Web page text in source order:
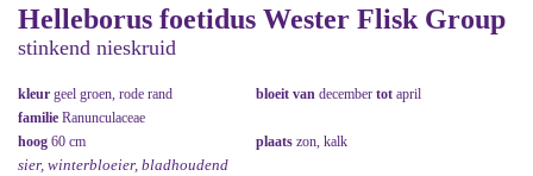
Helleborus foetidus Wester Flisk Group
stinkend nieskruid
kleur geel groen, rode rand bloeit van december tot april
familie Ranunculaceae
hoog 60 cm plaats zon, kalk
sier, winterbloeier, bladhoudend